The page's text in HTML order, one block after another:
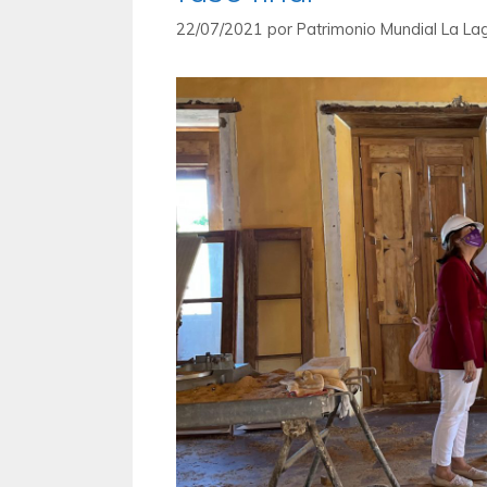
22/07/2021 por Patrimonio Mundial La